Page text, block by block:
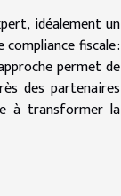
idéalement un
fiscale :
permet de
des partenaires
à transformer la